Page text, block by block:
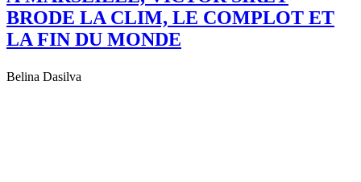
BRODE LA CLIM, LE COMPLOT ET
LA FIN DU MONDE
Belina Dasilva